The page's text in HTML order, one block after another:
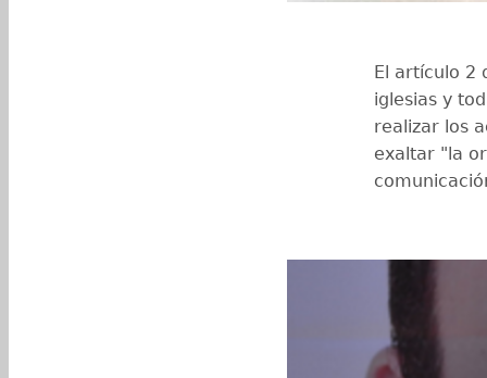
El artículo 2
iglesias y
realizar los
exaltar "la